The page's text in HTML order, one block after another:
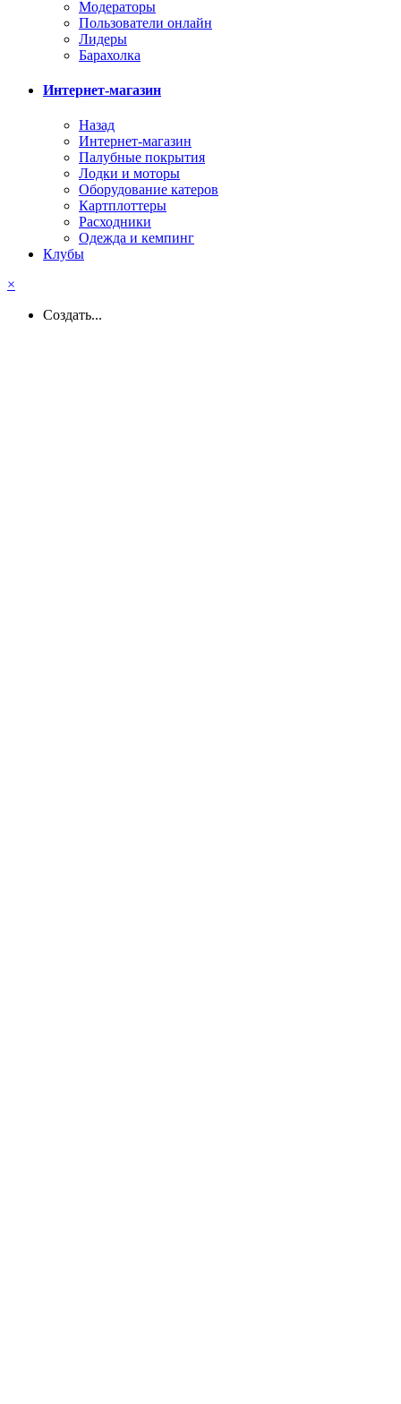
Модераторы
Пользователи онлайн
Лидеры
Барахолка
Интернет-магазин
Назад
Интернет-магазин
Палубные покрытия
Лодки и моторы
Оборудование катеров
Картплоттеры
Расходники
Одежда и кемпинг
Клубы
×
Создать...